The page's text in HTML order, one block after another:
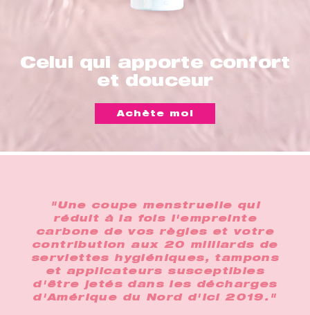
Celui qui apporte confort
et douceur
Achète moi
"Une coupe menstruelle qui
réduit à la fois l'empreinte
carbone de vos règles et votre
contribution aux 20 milliards de
serviettes hygiéniques, tampons
et applicateurs susceptibles
d'être jetés dans les décharges
d'Amérique du Nord d'ici 2019."